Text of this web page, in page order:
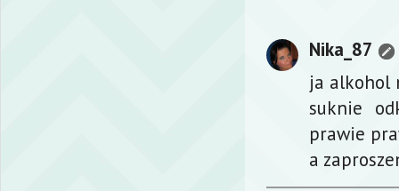
Nika_87
ja alkohol
suknie
prawie
a